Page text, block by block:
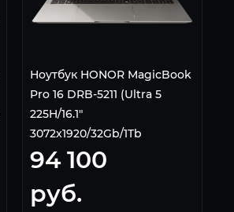
Ноутбук HONOR MagicBook
Pro 16 DRB-5211 (Ultra 5
225H/16.1"
3072x1920/32Gb/1Tb
SSD/Intel Arc Graphics/Win
11 Home) 5301ANSG Серый
94 100
руб.